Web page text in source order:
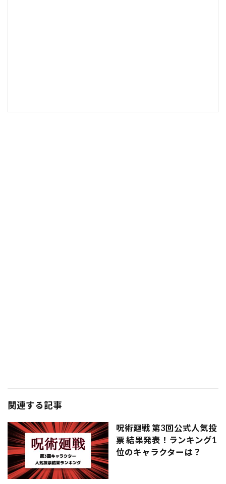
関連する記事
呪術廻戦 第3回公式人気投
票 結果発表！ランキング1
位のキャラクターは？